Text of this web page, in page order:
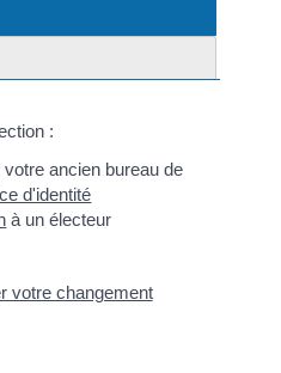
:
ancien bureau de
d'identité
à un électeur
votre changement